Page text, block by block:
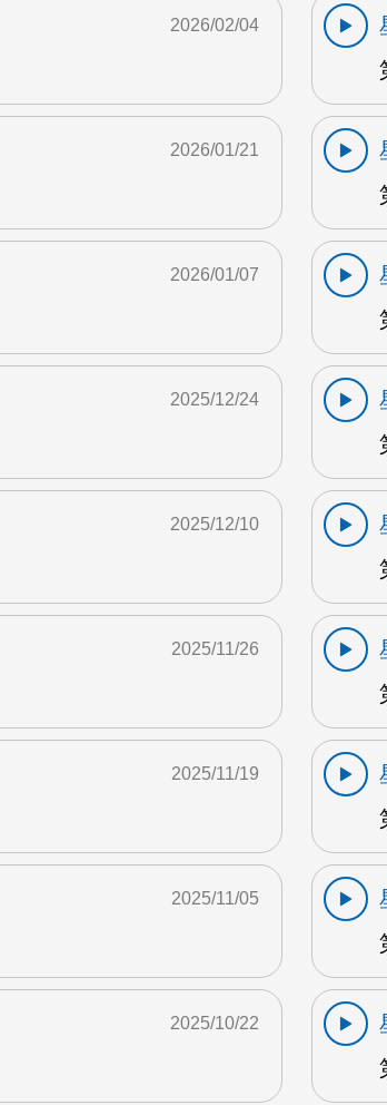
2026/02/04
2026/01/21
2026/01/07
2025/12/24
2025/12/10
2025/11/26
2025/11/19
2025/11/05
2025/10/22